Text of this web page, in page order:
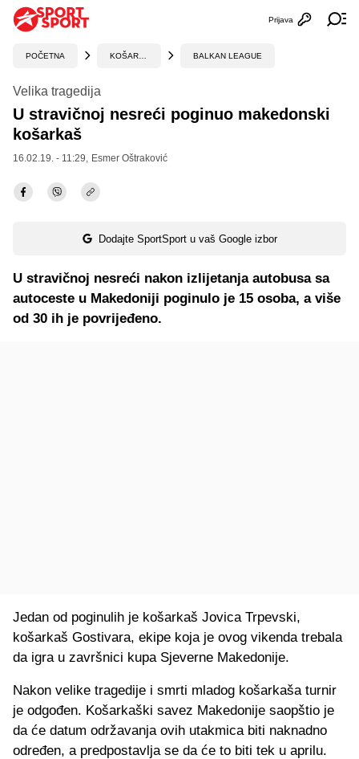
Otvori
Prijava
POČETNA BALKAN LEAGUE
Velika tragedija
U stravičnoj nesreći poginuo makedonski
košarkaš
16.02.19. - 11:29, Esmer Oštraković
Dodajte SportSport u vaš Google izbor
U stravičnoj nesreći nakon izlijetanja autobusa sa
autoceste u Makedoniji poginulo je 15 osoba, a više
od 30 ih je povrijeđeno.
Jedan od poginulih je košarkaš Jovica Trpevski,
košarkaš Gostivara, ekipe koja je ovog vikenda trebala
da igra u završnici kupa Sjeverne Makedonije.
Nakon velike tragedije i smrti mladog košarkaša turnir
je odgođen. Košarkaški savez Makedonije saopštio je
da će datum održavanja ovih utakmica biti naknadno
određen, a predpostavlja se da će to biti tek u aprilu.